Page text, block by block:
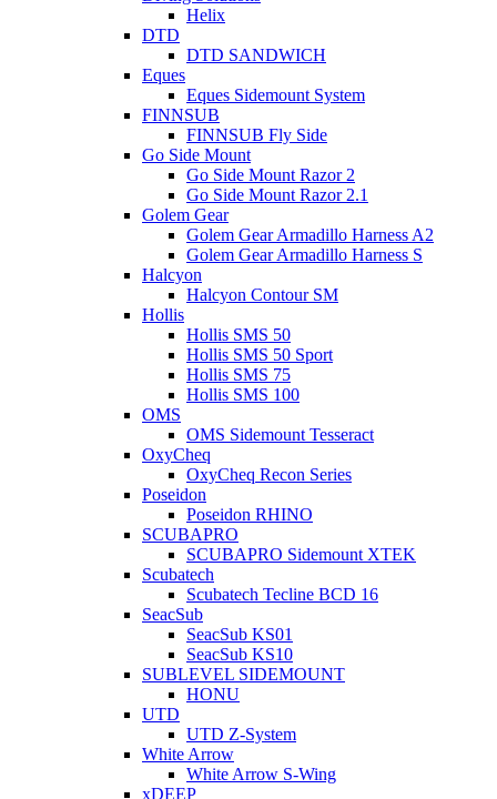
Helix
DTD
DTD SANDWICH
Eques
Eques Sidemount System
FINNSUB
FINNSUB Fly Side
Go Side Mount
Go Side Mount Razor 2
Go Side Mount Razor 2.1
Golem Gear
Golem Gear Armadillo Harness A2
Golem Gear Armadillo Harness S
Halcyon
Halcyon Contour SM
Hollis
Hollis SMS 50
Hollis SMS 50 Sport
Hollis SMS 75
Hollis SMS 100
OMS
OMS Sidemount Tesseract
OxyCheq
OxyCheq Recon Series
Poseidon
Poseidon RHINO
SCUBAPRO
SCUBAPRO Sidemount XTEK
Scubatech
Scubatech Tecline BCD 16
SeacSub
SeacSub KS01
SeacSub KS10
SUBLEVEL SIDEMOUNT
HONU
UTD
UTD Z-System
White Arrow
White Arrow S-Wing
xDEEP